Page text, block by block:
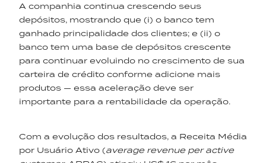
A companhia continua crescendo seus
depósitos, mostrando que (i) o banco tem
ganhado principalidade dos clientes; e (ii) o
banco tem uma base de depósitos crescente
para continuar evoluindo no crescimento de sua
carteira de crédito conforme adicione mais
produtos — essa aceleração deve ser
importante para a rentabilidade da operação.
Com a evolução dos resultados, a Receita Média
por Usuário Ativo (average revenue peractive